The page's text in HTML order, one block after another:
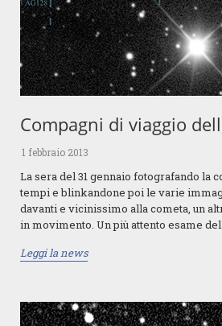
Compagni di viaggio
1 febbraio 2013
La sera del 31 gennaio fotografando la
tempi e blinkandone poi le varie
davanti e vicinissimo alla cometa, un
in movimento. Un più attento esame
Leggi la news